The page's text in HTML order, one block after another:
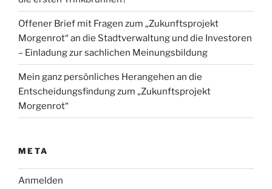
Offener Brief mit Fragen zum „Zukunftsprojekt
Morgenrot“ an die Stadtverwaltung und die Investoren
– Einladung zur sachlichen Meinungsbildung
Mein ganz persönliches Herangehen an die
Entscheidungsfindung zum „Zukunftsprojekt
Morgenrot“
META
Anmelden